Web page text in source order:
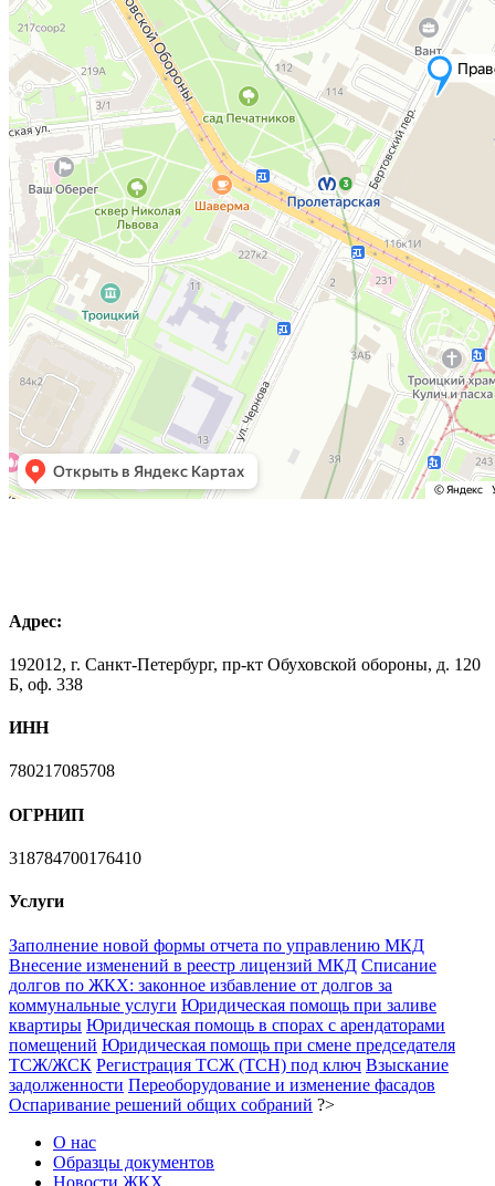
Адрес:
192012, г. Санкт-Петербург, пр-кт Обуховской обороны, д. 120
Б, оф. 338
ИНН
780217085708
ОГРНИП
318784700176410
Услуги
Заполнение новой формы отчета по управлению МКД
Внесение изменений в реестр лицензий МКД Списание
долгов по ЖКХ: законное избавление от долгов за
коммунальные услуги Юридическая помощь при заливе
квартиры Юридическая помощь в спорах с арендаторами
помещений Юридическая помощь при смене председателя
ТСЖ/ЖСК Регистрация ТСЖ (ТСН) под ключ Взыскание
задолженности Переоборудование и изменение фасадов
Оспаривание решений общих собраний ?>
О нас
Образцы документов
Новости ЖКХ